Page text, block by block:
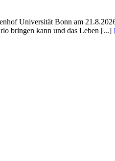
Universität Bonn am
bringen kann und das Leben [...]